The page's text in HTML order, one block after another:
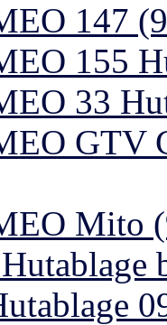
147
155
33
GTV
Mito